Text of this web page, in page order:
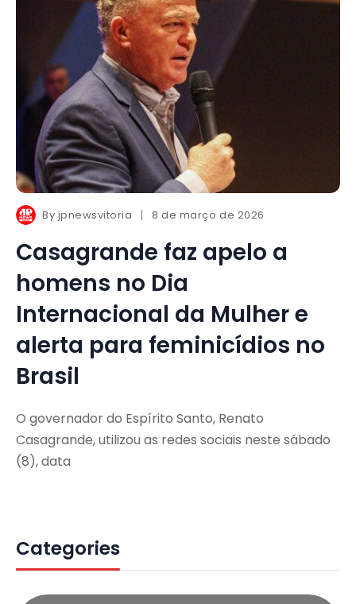
By jpnewsvitoria 8 de março de 2026
Casagrande faz apelo a
homens no Dia
Internacional da Mulher e
alerta para feminicídios no
Brasil
O governador do Espírito Santo, Renato
Casagrande, utilizou as redes sociais neste sábado
(8), data
Categories